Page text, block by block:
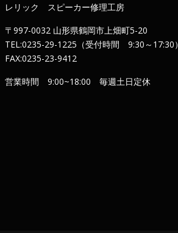
レリック スピーカー修理工房
〒997-0032 山形県鶴岡市上畑町5-20
TEL:0235-29-1225（受付時間 9:30～17:30）
FAX:0235-23-9412
営業時間 9:00~18:00 毎週土日定休